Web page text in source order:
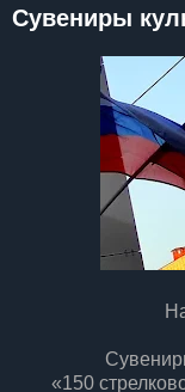
Сувениры
«150